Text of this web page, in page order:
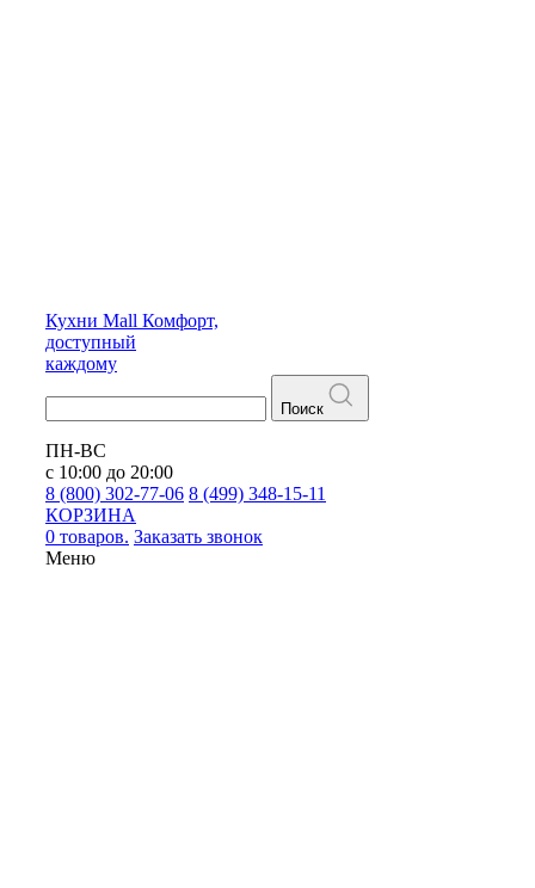
Кухни Mall Комфорт,
доступный
каждому
Поиск
ПН-ВС
с 10:00 до 20:00
8 (800) 302-77-06 8 (499) 348-15-11
КОРЗИНА
0 товаров. Заказать звонок
Меню